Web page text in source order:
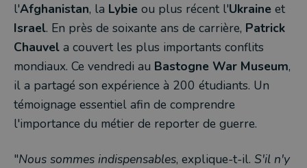
l'Afghanistan, la Lybie ou plus récent l'Ukraine et
Israel. En près de soixante ans de carrière, Patrick
Chauvel a couvert les plus importants conflits
mondiaux. Ce vendredi au Bastogne War Museum,
il a partagé son expérience à 200 étudiants. Un
témoignage essentiel afin de comprendre
l'importance du métier de reporter de guerre.
"Nous sommes indispensables, explique-t-il. S'il n'y